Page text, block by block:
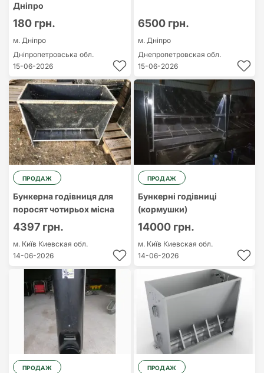
Дніпро
180 грн.
м. Дніпро
Дніпропетровська обл.
15-06-2026
6500 грн.
м. Дніпро
Днепропетровская обл.
15-06-2026
ПРОДАЖ
Бункерна годівниця для
поросят чотирьох місна
4397 грн.
м. Київ Киевская обл.
14-06-2026
ПРОДАЖ
Бункерні годівниці
(кормушки)
14000 грн.
м. Київ Киевская обл.
14-06-2026
ПРОДАЖ ПРОДАЖ